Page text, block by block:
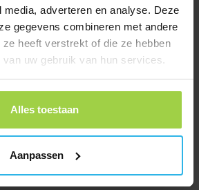
adverteren en analyse. Deze
gegevens combineren met andere
ze heeft verstrekt of die ze hebben
uw gebruik van hun services.
Alles toestaan
Aanpassen